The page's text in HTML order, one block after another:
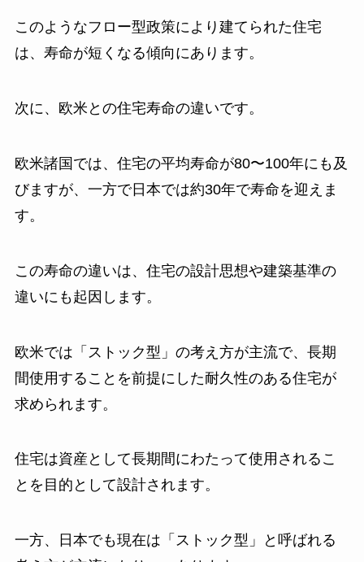
このようなフロー型政策により建てられた住宅
は、寿命が短くなる傾向にあります。
次に、欧米との住宅寿命の違いです。
欧米諸国では、住宅の平均寿命が80〜100年にも及
びますが、一方で日本では約30年で寿命を迎えま
す。
この寿命の違いは、住宅の設計思想や建築基準の
違いにも起因します。
欧米では「ストック型」の考え方が主流で、長期
間使用することを前提にした耐久性のある住宅が
求められます。
住宅は資産として長期間にわたって使用されるこ
とを目的として設計されます。
一方、日本でも現在は「ストック型」と呼ばれる